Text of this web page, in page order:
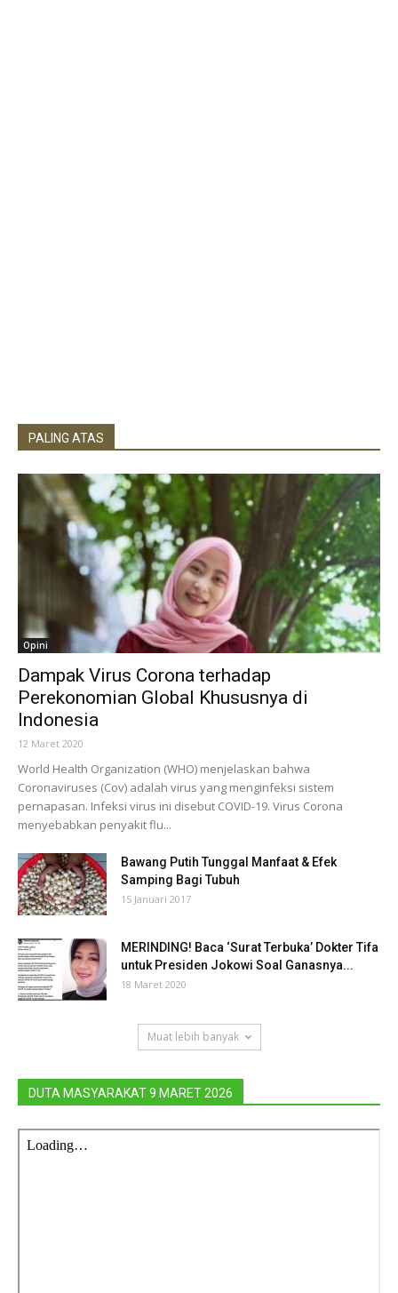
PALING ATAS
Opini
Dampak Virus Corona terhadap
Perekonomian Global Khususnya di
Indonesia
12 Maret 2020
World Health Organization (WHO) menjelaskan bahwa
Coronaviruses (Cov) adalah virus yang menginfeksi sistem
pernapasan. Infeksi virus ini disebut COVID-19. Virus Corona
menyebabkan penyakit flu...
Bawang Putih Tunggal Manfaat & Efek
Samping Bagi Tubuh
15 Januari 2017
MERINDING! Baca ‘Surat Terbuka’ Dokter Tifa
untuk Presiden Jokowi Soal Ganasnya...
18 Maret 2020
Muat lebih banyak
DUTA MASYARAKAT 9 MARET 2026